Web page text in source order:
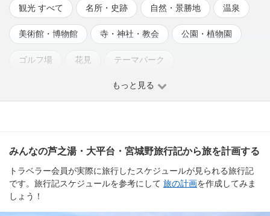
観光 すべて 名所・史跡 自然・景勝地 温泉
美術館・博物館 寺・神社・教会 公園・植物園
ゴルフ場 花見 テーマパーク
もっと見る
みんなの芦之湯・大平台・宮城野旅行記から旅を計画する
トラベラー会員が実際に旅行したスケジュールが見られる旅行記
です。旅行記スケジュールを参考にして 旅の計画を作成してみま
しょう！